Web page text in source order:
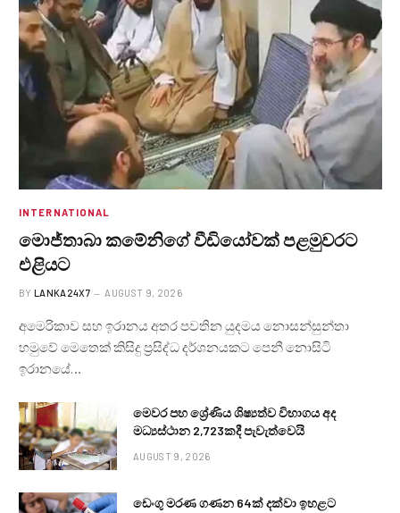
INTERNATIONAL
මොජ්තාබා කමේනිගේ වීඩියෝවක් පළමුවරට
එළියට
BY LANKA24X7 AUGUST 9, 2026
අමෙරිකාව සහ ඉරානය අතර පවතින යුදමය නොසන්සුන්තා
හමුවේ මෙතෙක් කිසිදු ප්‍රසිද්ධ දර්ශනයකට පෙනී නොසිටි
ඉරානයේ…
මෙවර පහ ශ්‍රේණිය ශිෂ්‍යත්ව විභාගය අද
මධ්‍යස්ථාන 2,723කදී පැවැත්වෙයි
AUGUST 9, 2026
ඩෙංගු මරණ ගණන 64ක් දක්වා ඉහළට